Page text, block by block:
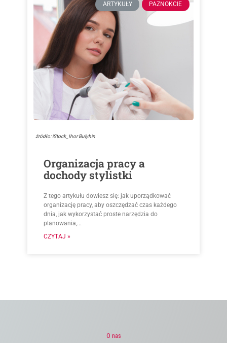
ARTYKUŁY PAZNOKCIE
źródło: iStock_Ihor Bulyhin
Organizacja pracy a
dochody stylistki
Z tego artykułu dowiesz się: jak uporządkować
organizację pracy, aby oszczędzać czas każdego
dnia, jak wykorzystać proste narzędzia do
planowania,...
CZYTAJ »
O nas